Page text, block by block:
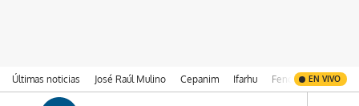
Últimas noticias José Raúl Mulino Cepanim Ifarhu Fenómeno de El
EN VIVO
Ir al contenido